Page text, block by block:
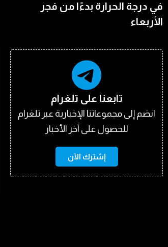
في درجة الحرارة بدءًا من فجر
الأربعاء
تابعنا على تلغرام
انضم إلى مجموعاتنا الإخبارية عبر تلغرام
للحصول على آخر الأخبار
إشترك الآن